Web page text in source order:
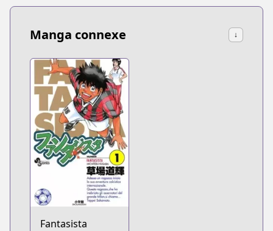
Manga connexe ↓
Fantasista